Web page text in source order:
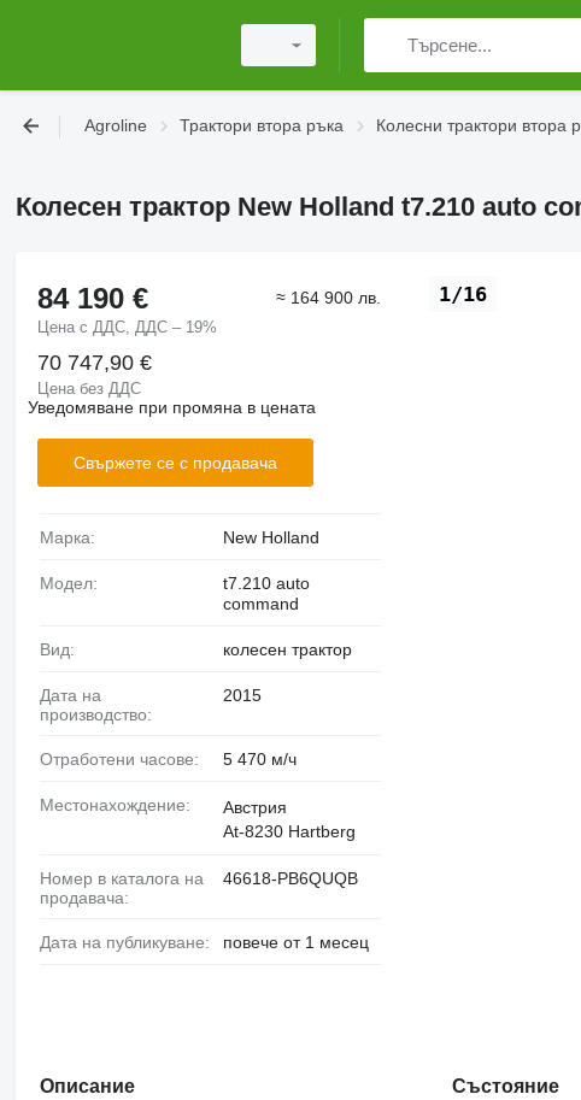
Agroline Трактори втора ръка Колесни трактори втора
Колесен трактор New Holland t7.210 auto
1/16
84 190 €
Цена с ДДС, ДДС – 19%
≈ 164 900 лв.
70 747,90 €
Цена без ДДС
Уведомяване при промяна в цената
Свържете се с продавача
Марка: New Holland
Модел:
t7.210 auto
command
Вид: колесен трактор
Дата на
производство:
2015
Отработени часове: 5 470 м/ч
Местонахождение:
Австрия
At-8230 Hartberg
Номер в каталога на
продавача:
46618-PB6QUQB
Дата на публикуване: повече от 1 месец
Описание Състояние